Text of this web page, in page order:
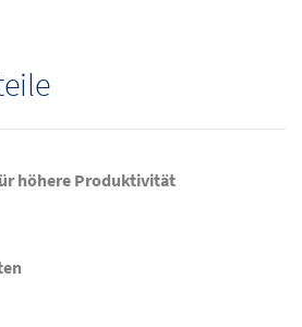
höhere Produktivität